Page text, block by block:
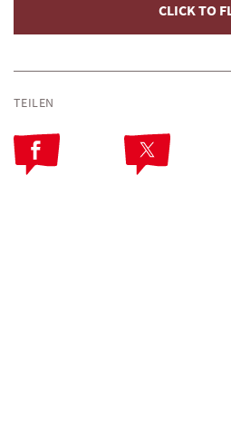
CLICK TO
TEILEN